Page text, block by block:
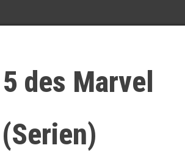
des Marvel